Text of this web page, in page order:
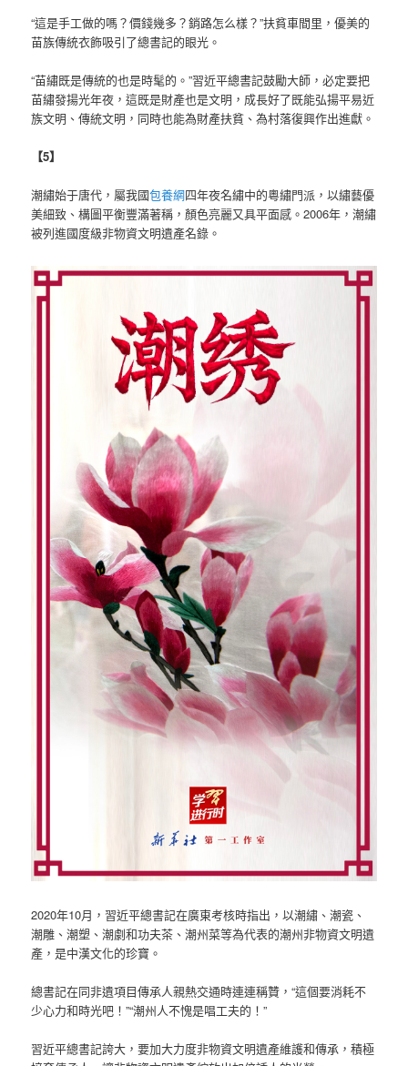
“這是手工做的嗎？價錢幾多？銷路怎么樣？”扶貧車間里，優美的
苗族傳統衣飾吸引了總書記的眼光。
“苗繡既是傳統的也是時髦的。”習近平總書記鼓勵大師，必定要把
苗繡發揚光年夜，這既是財產也是文明，成長好了既能弘揚平易近
族文明、傳統文明，同時也能為財產扶貧、為村落復興作出進獻。
【5】
潮繡始于唐代，屬我國包養網四年夜名繡中的粵繡門派，以繡藝優
美細致、構圖平衡豐滿著稱，顏色亮麗又具平面感。2006年，潮繡
被列進國度級非物資文明遺產名錄。
2020年10月，習近平總書記在廣東考核時指出，以潮繡、潮瓷、
潮雕、潮塑、潮劇和功夫茶、潮州菜等為代表的潮州非物資文明遺
產，是中漢文化的珍寶。
總書記在同非遺項目傳承人親熱交通時連連稱贊，“這個要消耗不
少心力和時光吧！”“潮州人不愧是唱工夫的！”
習近平總書記誇大，要加大力度非物資文明遺產維護和傳承，積極